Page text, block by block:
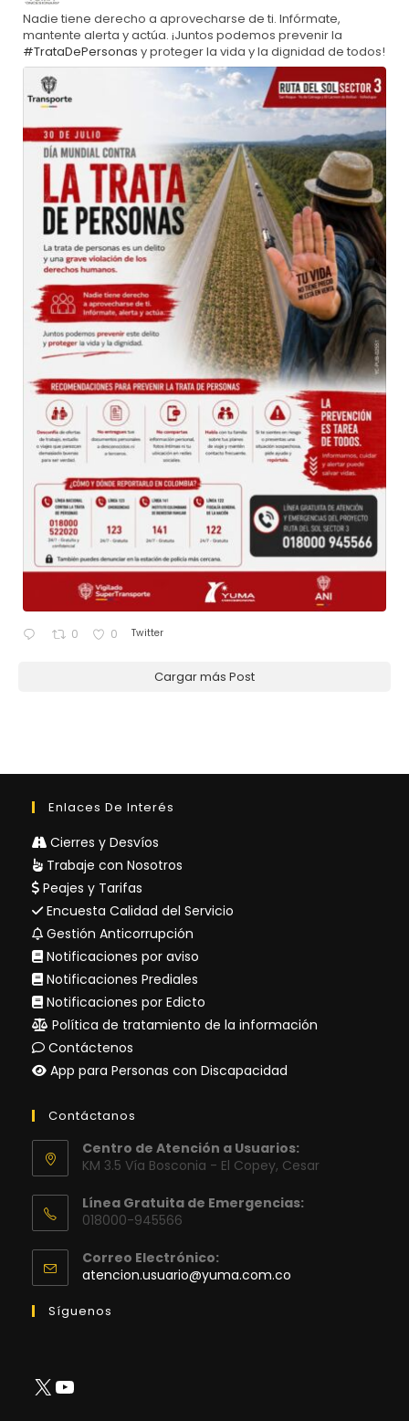
Nadie tiene derecho a aprovecharse de ti. Infórmate,
mantente alerta y actúa. ¡Juntos podemos prevenir la
#TrataDePersonas y proteger la vida y la dignidad de todos!
0 0 Twitter
Cargar más Post
Enlaces De Interés
Cierres y Desvíos
Trabaje con Nosotros
Peajes y Tarifas
Encuesta Calidad del Servicio
Gestión Anticorrupción
Notificaciones por aviso
Notificaciones Prediales
Notificaciones por Edicto
Política de tratamiento de la información
Contáctenos
App para Personas con Discapacidad
Contáctanos
Centro de Atención a Usuarios:
KM 3.5 Vía Bosconia - El Copey, Cesar
Línea Gratuita de Emergencias:
018000-945566
Correo Electrónico:
atencion.usuario@yuma.com.co
Síguenos
X YouTube